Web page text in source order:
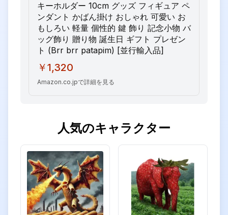
キーホルダー 10cm グッズ フィギュア ペ
ンダント かばん掛け おしゃれ 可愛い お
もしろい 軽量 個性的 鍵 飾り 記念小物 バ
ッグ飾り 贈り物 誕生日 ギフト プレゼン
ト (Brr brr patapim) [並行輸入品]
￥1,320
Amazon.co.jpで詳細を見る
人気のキャラクター